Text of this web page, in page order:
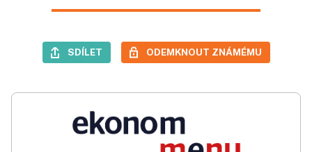
SDÍLET ODEMKNOUT ZNÁMÉMU